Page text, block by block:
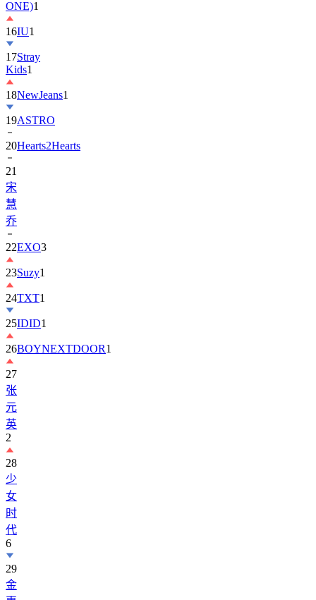
16IU1
17Stray
Kids
18NewJeans
19ASTRO
20Hearts2Hearts
21
宋
慧
乔
22
23Suzy1
24TXT1
25IDID1
26BOYNEXTDOOR
27
张
元
英
2
28
少
女
时
代
6
29
金
惠
奫